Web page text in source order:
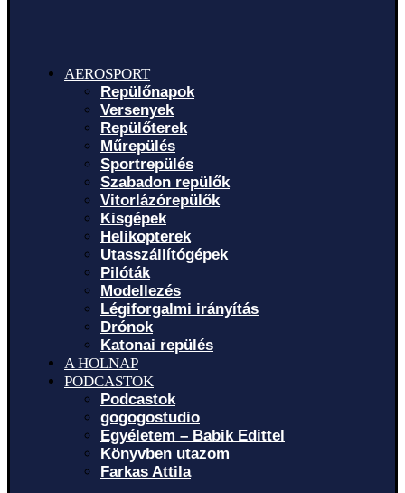
AEROSPORT
Repülőnapok
Versenyek
Repülőterek
Műrepülés
Sportrepülés
Szabadon repülők
Vitorlázórepülők
Kisgépek
Helikopterek
Utasszállítógépek
Pilóták
Modellezés
Légiforgalmi irányítás
Drónok
Katonai repülés
A HOLNAP
PODCASTOK
Podcastok
gogogostudio
Egyéletem – Babik Edittel
Könyvben utazom
Farkas Attila